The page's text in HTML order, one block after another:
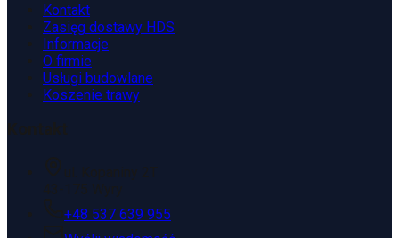
Kontakt
Zasięg dostawy HDS
Informacje
O firmie
Usługi budowlane
Koszenie trawy
+48 537 639 955